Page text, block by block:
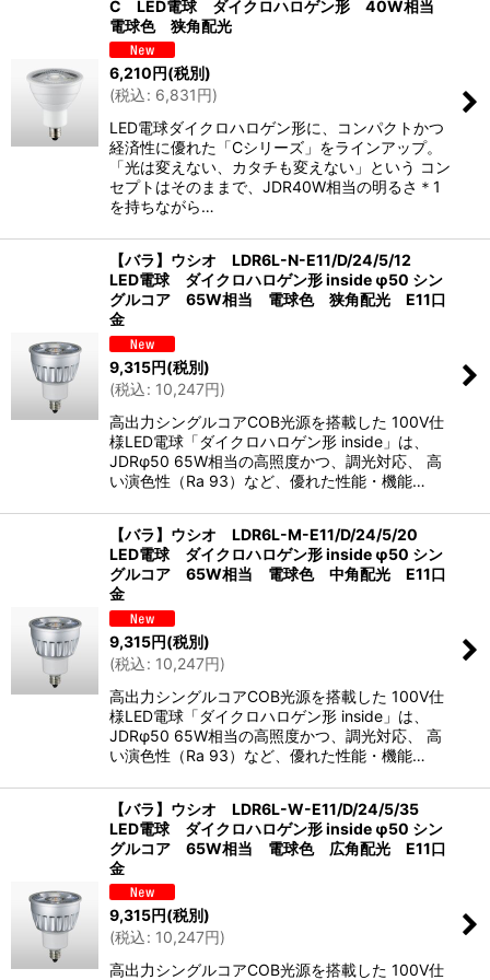
C LED電球 ダイクロハロゲン形 40W相当
電球色 狭角配光
6,210円(税別)
(税込: 6,831円)
LED電球ダイクロハロゲン形に、コンパクトかつ
経済性に優れた「Cシリーズ」をラインアップ。
「光は変えない、カタチも変えない」という コン
セプトはそのままで、JDR40W相当の明るさ＊1
を持ちながら…
【バラ】ウシオ LDR6L-N-E11/D/24/5/12
LED電球 ダイクロハロゲン形 inside φ50 シン
グルコア 65W相当 電球色 狭角配光 E11口
金
9,315円(税別)
(税込: 10,247円)
高出力シングルコアCOB光源を搭載した 100V仕
様LED電球「ダイクロハロゲン形 inside」は、
JDRφ50 65W相当の高照度かつ、調光対応、 高
い演色性（Ra 93）など、優れた性能・機能…
【バラ】ウシオ LDR6L-M-E11/D/24/5/20
LED電球 ダイクロハロゲン形 inside φ50 シン
グルコア 65W相当 電球色 中角配光 E11口
金
9,315円(税別)
(税込: 10,247円)
高出力シングルコアCOB光源を搭載した 100V仕
様LED電球「ダイクロハロゲン形 inside」は、
JDRφ50 65W相当の高照度かつ、調光対応、 高
い演色性（Ra 93）など、優れた性能・機能…
【バラ】ウシオ LDR6L-W-E11/D/24/5/35
LED電球 ダイクロハロゲン形 inside φ50 シン
グルコア 65W相当 電球色 広角配光 E11口
金
9,315円(税別)
(税込: 10,247円)
高出力シングルコアCOB光源を搭載した 100V仕